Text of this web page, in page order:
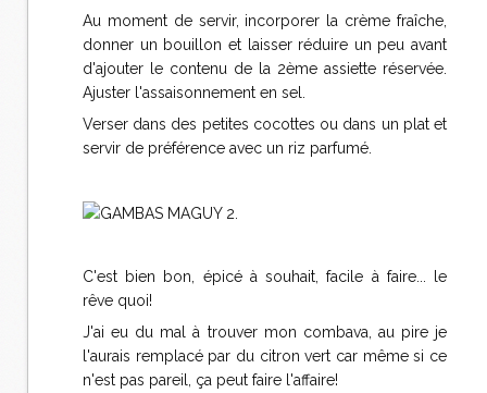
Au moment de servir, incorporer la crème fraîche,
donner un bouillon et laisser réduire un peu avant
d'ajouter le contenu de la 2ème assiette réservée.
Ajuster l'assaisonnement en sel.
Verser dans des petites cocottes ou dans un plat et
servir de préférence avec un riz parfumé.
C'est bien bon, épicé à souhait, facile à faire... le
rêve quoi!
J'ai eu du mal à trouver mon combava, au pire je
l'aurais remplacé par du citron vert car même si ce
n'est pas pareil, ça peut faire l'affaire!